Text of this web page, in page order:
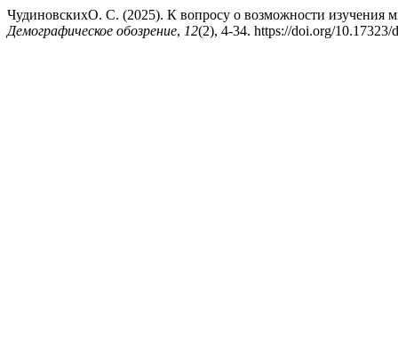
ЧудиновскихО. С. (2025). К вопросу о возможности изучения
Демографическое обозрение, 12(2), 4-34. https://doi.org/10.17323/